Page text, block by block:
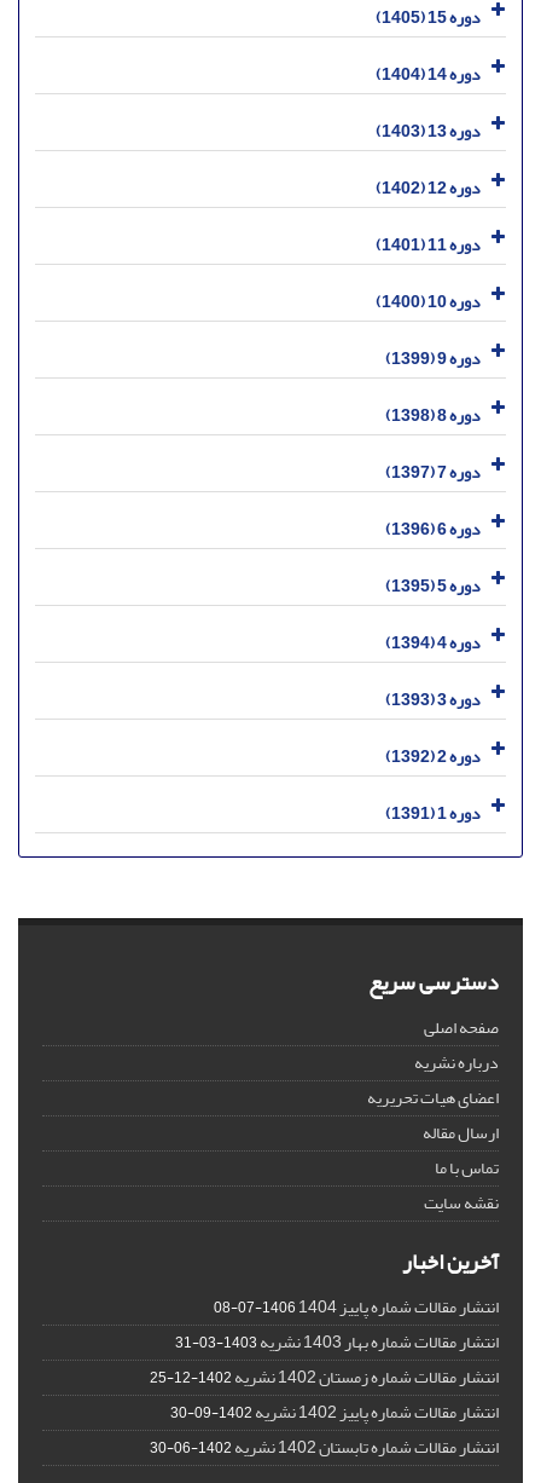
دوره 15 (1405)
دوره 14 (1404)
دوره 13 (1403)
دوره 12 (1402)
دوره 11 (1401)
دوره 10 (1400)
دوره 9 (1399)
دوره 8 (1398)
دوره 7 (1397)
دوره 6 (1396)
دوره 5 (1395)
دوره 4 (1394)
دوره 3 (1393)
دوره 2 (1392)
دوره 1 (1391)
دسترسی سریع
صفحه اصلی
درباره نشریه
اعضای هیات تحریریه
ارسال مقاله
تماس با ما
نقشه سایت
آخرین اخبار
انتشار مقالات شماره پاییز 1404 1406-07-08
انتشار مقالات شماره بهار 1403 نشریه 1403-03-31
انتشار مقالات شماره زمستان 1402 نشریه 1402-12-25
انتشار مقالات شماره پاییز 1402 نشریه 1402-09-30
انتشار مقالات شماره تابستان 1402 نشریه 1402-06-30